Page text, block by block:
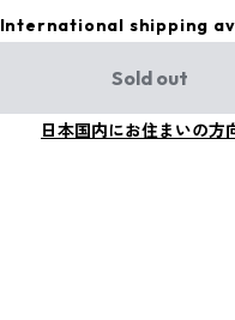
International shipping
Sold out
日本国内にお住まいの方